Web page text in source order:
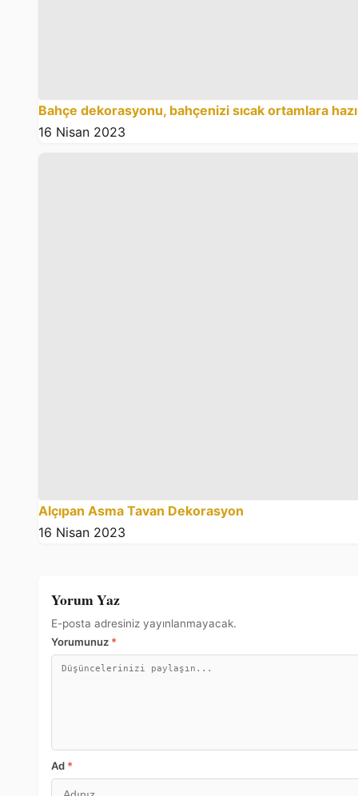
Bahçe dekorasyonu, bahçenizi sıcak ortamlara
16 Nisan 2023
Alçıpan Asma Tavan Dekorasyon
16 Nisan 2023
Yorum Yaz
E-posta adresiniz yayınlanmayacak.
Yorumunuz *
Ad *